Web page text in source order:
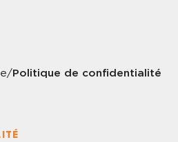
/Politique de confidentialité